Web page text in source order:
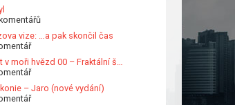
vize: …a pak skončil čas
v moři hvězd 00 – Fraktální š…
– Jaro (nové vydání)